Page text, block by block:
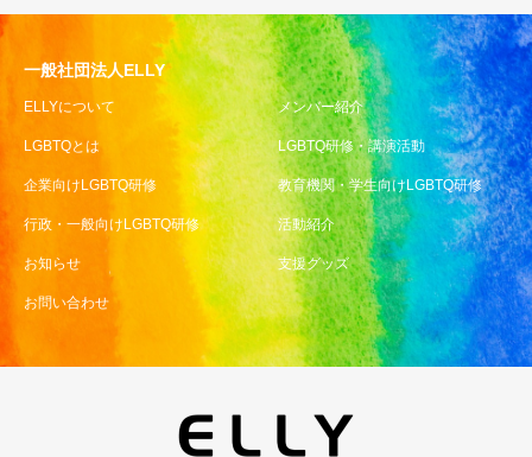
一般社団法人ELLY
ELLYについて メンバー紹介
LGBTQとは LGBTQ研修・講演活動
企業向けLGBTQ研修 教育機関・学生向けLGBTQ研修
行政・一般向けLGBTQ研修 活動紹介
お知らせ 支援グッズ
お問い合わせ